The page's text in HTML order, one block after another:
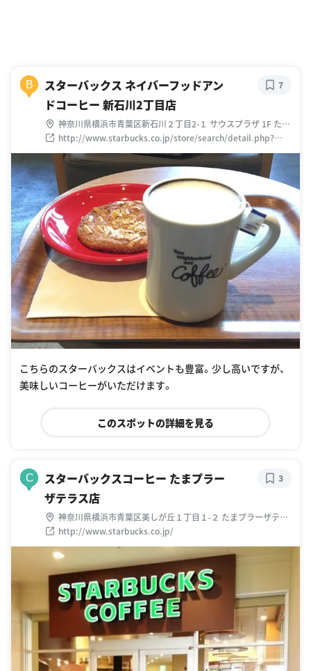
B
スターバックス ネイバーフッドアン
ドコーヒー 新石川2丁目店
神奈川県横浜市青葉区新石川２丁目2-１ サウスプラザ 1F たま
プラーザテラス
http://www.starbucks.co.jp/store/search/detail.php?
id=1392
7
こちらのスターバックスはイベントも豊富。少し高いですが、
美味しいコーヒーがいただけます。
このスポットの詳細を見る
C
スターバックスコーヒー たまプラー
ザテラス店
神奈川県横浜市青葉区美しが丘１丁目１-２ たまプラーザテラ
スゲートプラザ
http://www.starbucks.co.jp/
3